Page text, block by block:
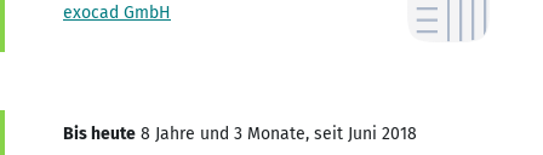
exocad GmbH
Bis heute 8 Jahre und 3 Monate, seit Juni 2018